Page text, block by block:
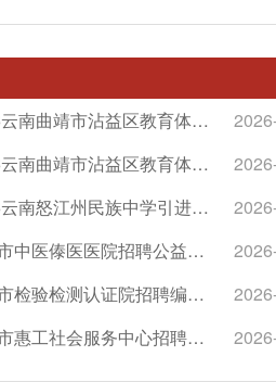
2026年7月2026云南曲靖市沾益区教育体育局所属事业单位选调学科教师10人简章
2026年7月2026云南曲靖市沾益区教育体育局所属事业单位招聘学科教师5人简章
2026年7月2026云南怒江州民族中学引进紧缺学科教师9人简章
2026年7月瑞丽市中医傣医医院招聘公益性岗位人员的公告
2026年7月玉溪市检验检测认证院招聘编外工作人员公告
2026年7月玉溪市惠工社会服务中心招聘工会社会工作专业人才公告